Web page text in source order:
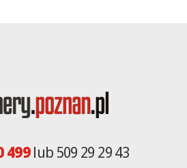
499lub 509 29 29 43